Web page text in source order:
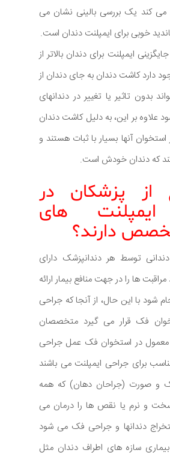
می کند یک بررسی بالینی نشان می
خوبی برای ایمپلنت دندان است.
ایمپلنت برای دندان بالاتر از
دارد کاشت دندان به جای دندان از
بدون تاثیر یا تغییر در دندانهای
علاوه بر این، به دلیل کاشت دندان
استخوان آنها بسیار با ثبات هستند و
که دندان خودش است.
از پزشکان در
های
دارند؟
توسط هر دندانپزشک دارای
ها را در جهت منافع بیمار ارائه
شود با این حال، از آنجا که جراحی
فک قرار می گیرد متخصصان
معمول در استخوان فک عمل جراحی
برای جراحی ایمپلنت می باشند
و صورت (جراحان دهان) که همه
سخت و نرم یا نقص ها را درمان می
دندانها و جراحی فک می شود
سازه های اطراف دندان مثل